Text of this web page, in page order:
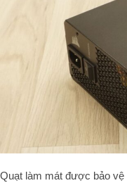
Quạt làm mát được bảo